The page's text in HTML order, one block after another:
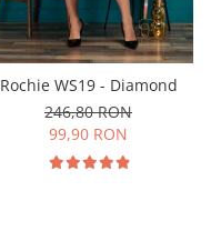
Rochie WS19 - Diamond
246,80 RON
99,90 RON